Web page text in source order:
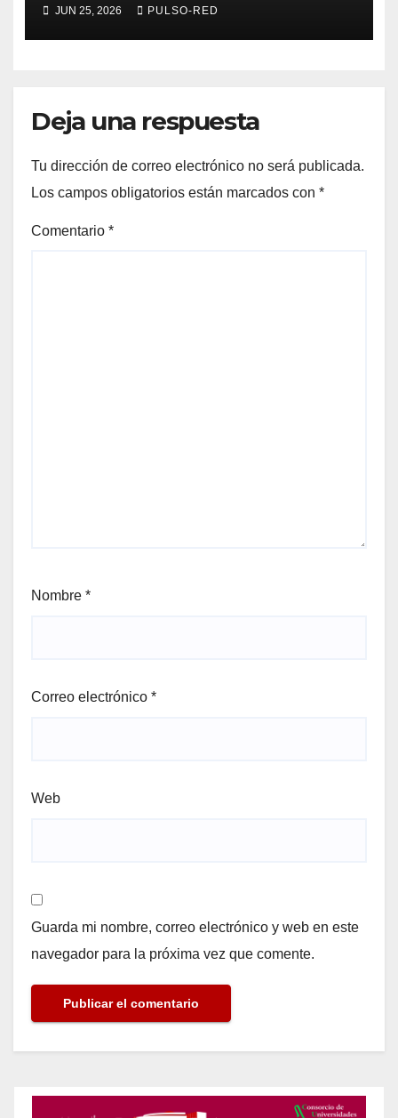
JUN 25, 2026 PULSO-RED
Deja una respuesta
Tu dirección de correo electrónico no será publicada.
Los campos obligatorios están marcados con *
Comentario *
Nombre *
Correo electrónico *
Web
Guarda mi nombre, correo electrónico y web en este
navegador para la próxima vez que comente.